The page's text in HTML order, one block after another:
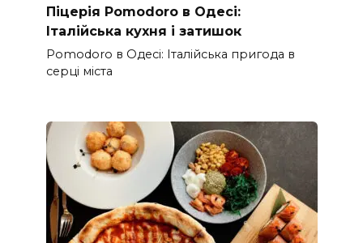
Піцерія Pomodoro в Одесі:
Італійська кухня і затишок
Pomodoro в Одесі: Італійська пригода в
серці міста